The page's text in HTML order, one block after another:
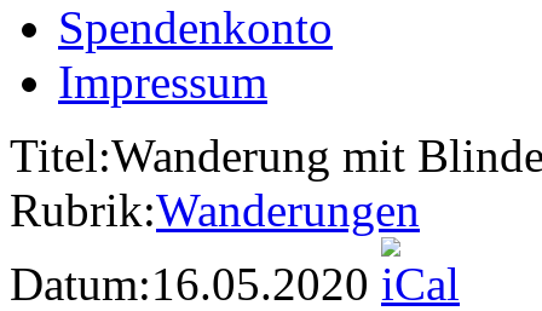
Spendenkonto
Impressum
Titel:Wanderung mit
Rubrik:Wanderungen
Datum:16.05.2020